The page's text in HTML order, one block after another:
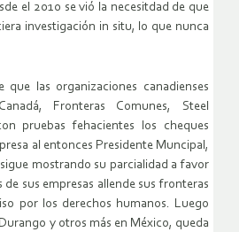
el 2010 se vió la necesitdad de que
investigación in situ, lo que nunca
que las organizaciones canadienses
Fronteras Comunes, Steel
pruebas fehacientes los cheques
al entonces Presidente Muncipal,
mostrando su parcialidad a favor
de sus empresas allende sus fronteras
por los derechos humanos. Luego
y otros más en México, queda